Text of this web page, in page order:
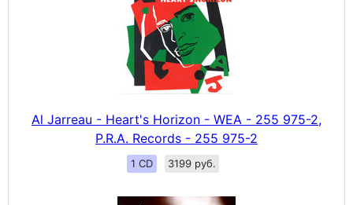
Al Jarreau - Heart's Horizon - WEA - 255 975-2,
P.R.A. Records - 255 975-2
1 CD 3199 руб.